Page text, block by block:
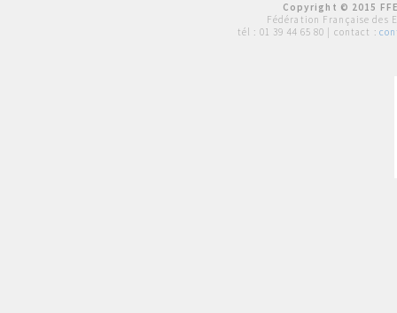
Copyright © 2015
Fédération Française des
tél : 01 39 44 65 80 | contact :